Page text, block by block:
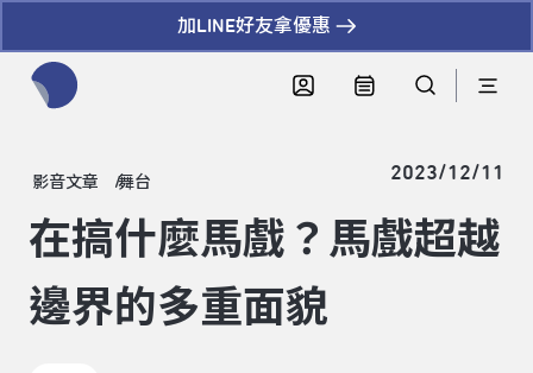
加LINE好友拿優惠
影音文章 舞台 2023/12/11
在搞什麼馬戲？馬戲超越
邊界的多重面貌